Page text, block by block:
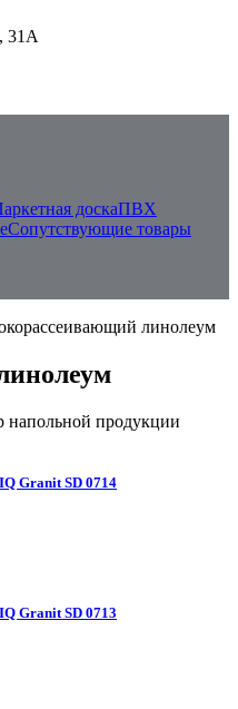
31А
доскаПВХ
Сопутствующие товары
линолеум
напольной продукции
Granit SD 0714
Granit SD 0713